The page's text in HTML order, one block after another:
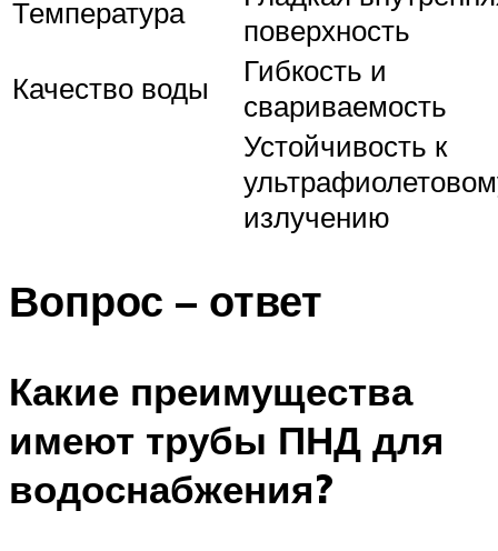
Температура
поверхность
Качество воды
Гибкость и
свариваемость
Устойчивость к
излучению
Вопрос – ответ
Какие преимущества
имеют трубы ПНД для
водоснабжения?